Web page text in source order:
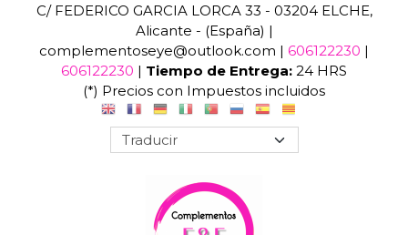
C/ FEDERICO GARCIA LORCA 33 - 03204 ELCHE,
Alicante - (España) |
complementoseye@outlook.com | 606122230 |
606122230 | Tiempo de Entrega: 24 HRS
(*) Precios con Impuestos incluidos